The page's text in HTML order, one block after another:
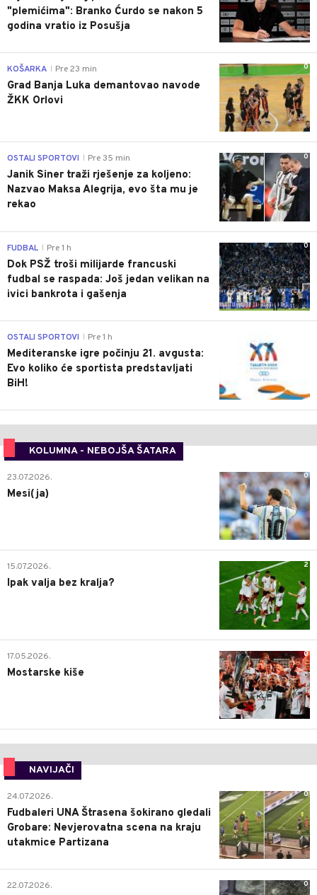
"plemićima": Branko Ćurdo se nakon 5
godina vratio iz Posušja
0
KOŠARKA Pre 23 min
Grad Banja Luka demantovao navode
ŽKK Orlovi
0
OSTALI SPORTOVI Pre 35 min
Janik Siner traži rješenje za koljeno:
Nazvao Maksa Alegrija, evo šta mu je
rekao
0
FUDBAL Pre 1 h
Dok PSŽ troši milijarde francuski
fudbal se raspada: Još jedan velikan na
ivici bankrota i gašenja
OSTALI SPORTOVI Pre 1 h
Mediteranske igre počinju 21. avgusta:
Evo koliko će sportista predstavljati
BiH!
KOLUMNA - NEBOJŠA ŠATARA
0
23.07.2026.
Mesi(ja)
2
15.07.2026.
Ipak valja bez kralja?
0
17.05.2026.
Mostarske kiše
NAVIJAČI
0
24.07.2026.
Fudbaleri UNA Štrasena šokirano gledali
Grobare: Nevjerovatna scena na kraju
utakmice Partizana
0
22.07.2026.